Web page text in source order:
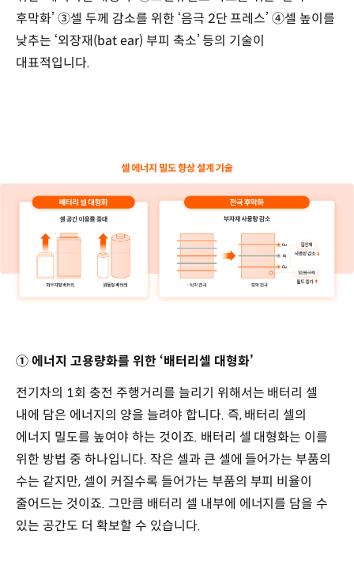
후막화’ ③셀 두께 감소를 위한 ‘음극 2단 프레스’ ④셀 높이를
낮추는 ‘외장재(bat ear) 부피 축소’ 등의 기술이
대표적입니다.
① 에너지 고용량화를 위한 ‘배터리셀 대형화’
전기차의 1회 충전 주행거리를 늘리기 위해서는 배터리 셀
내에 담은 에너지의 양을 늘려야 합니다. 즉, 배터리 셀의
에너지 밀도를 높여야 하는 것이죠. 배터리 셀 대형화는 이를
위한 방법 중 하나입니다. 작은 셀과 큰 셀에 들어가는 부품의
수는 같지만, 셀이 커질수록 들어가는 부품의 부피 비율이
줄어드는 것이죠. 그만큼 배터리 셀 내부에 에너지를 담을 수
있는 공간도 더 확보할 수 있습니다.